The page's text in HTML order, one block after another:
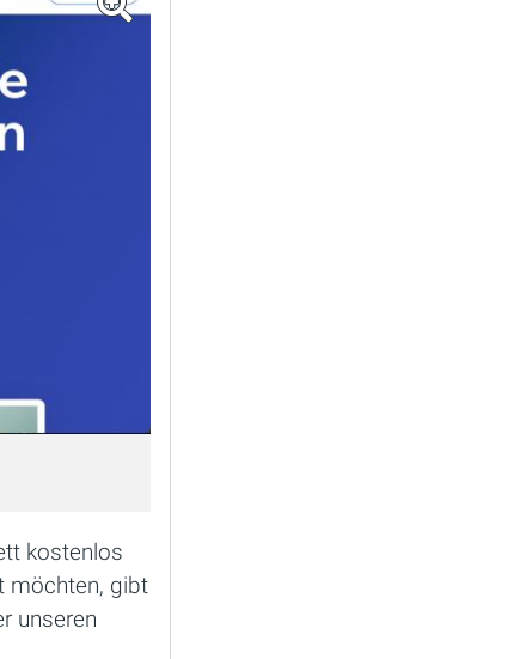
kostenlos
möchten, gibt
unseren